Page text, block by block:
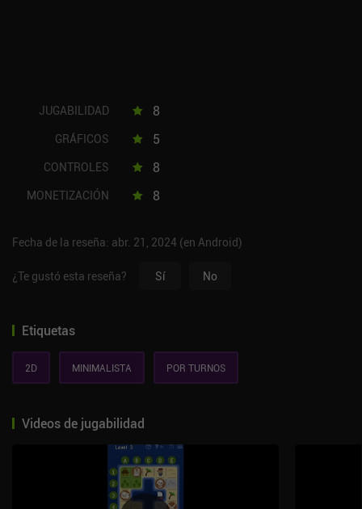
JUGABILIDAD 8
GRÁFICOS 5
CONTROLES 8
MONETIZACIÓN 8
Fecha de la reseña: abr. 21, 2024 (en Android)
¿Te gustó esta reseña? Sí No
Etiquetas
2D MINIMALISTA POR TURNOS
Videos de jugabilidad